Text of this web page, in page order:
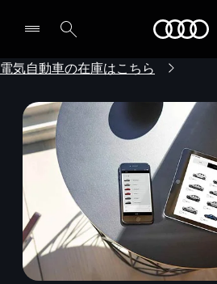
電気自動車の在庫はこちら